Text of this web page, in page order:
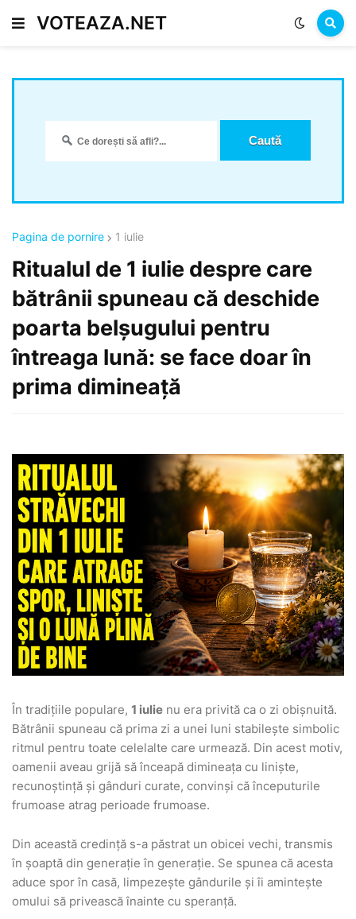
VOTEAZA.NET
Pagina de pornire 1 iulie
Ritualul de 1 iulie despre care
bătrânii spuneau că deschide
poarta belșugului pentru
întreaga lună: se face doar în
prima dimineață
În tradițiile populare, 1 iulie nu era privită ca o zi obișnuită.
Bătrânii spuneau că prima zi a unei luni stabilește simbolic
ritmul pentru toate celelalte care urmează. Din acest motiv,
oamenii aveau grijă să înceapă dimineața cu liniște,
recunoștință și gânduri curate, convinși că începuturile
frumoase atrag perioade frumoase.
Din această credință s-a păstrat un obicei vechi, transmis
în șoaptă din generație în generație. Se spunea că acesta
aduce spor în casă, limpezește gândurile și îi amintește
omului să privească înainte cu speranță.